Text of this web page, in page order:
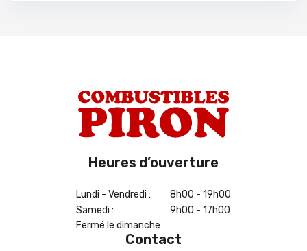
Heures d’ouverture
Lundi - Vendredi :
8h00 - 19h00
Samedi :
9h00 - 17h00
Fermé le dimanche
Contact